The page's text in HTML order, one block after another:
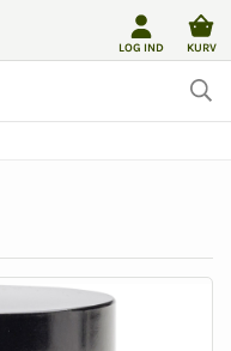
LOG IND KURV